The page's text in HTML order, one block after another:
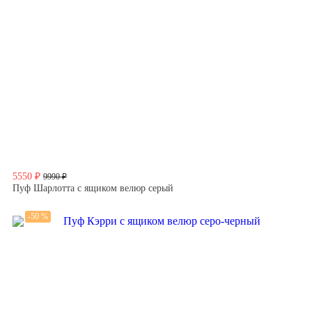
5550 ₽ 9990 ₽
Пуф Шарлотта с ящиком велюр серый
-50 %